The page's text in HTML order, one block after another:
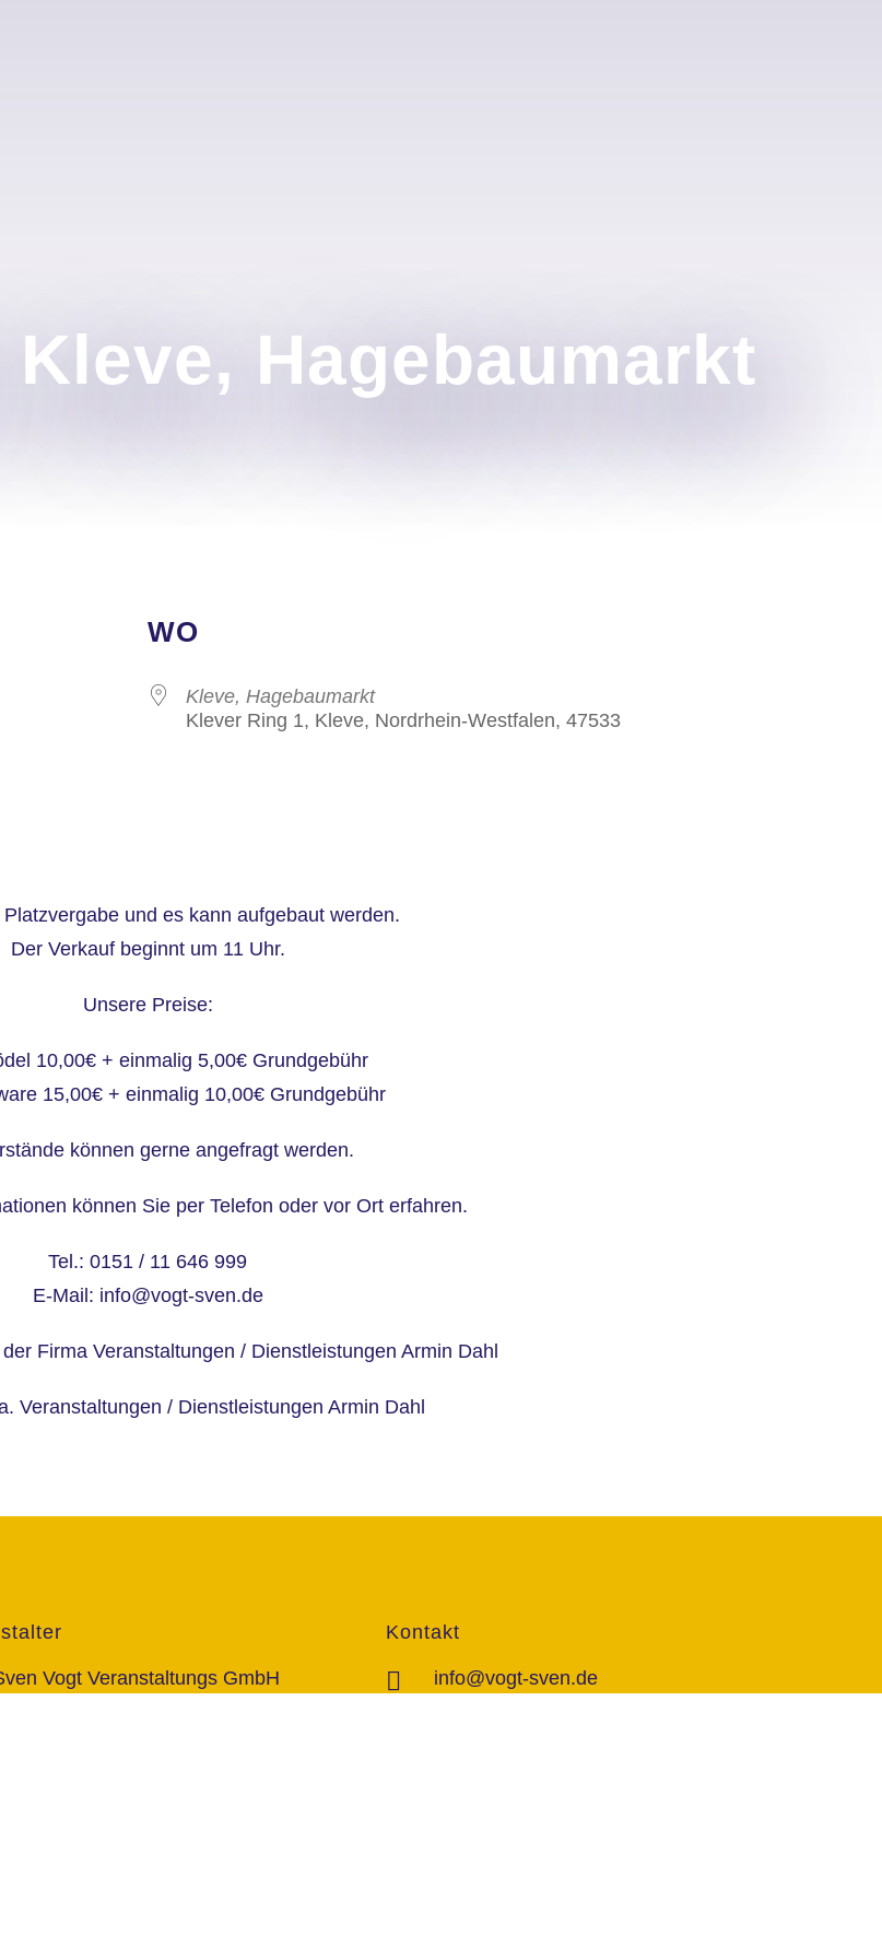
Hagebaumarkt
WO
Kleve, Hagebaumarkt
Klever Ring 1, Kleve, Nordrhein-Westfalen, 47533
und es kann aufgebaut werden.
Der Verkauf beginnt um 11 Uhr.
Unsere Preise:
10,00€ + einmalig 5,00€ Grundgebühr
15,00€ + einmalig 10,00€ Grundgebühr
können gerne angefragt werden.
können Sie per Telefon oder vor Ort erfahren.
Tel.: 0151 / 11 646 999
E-Mail: info@vogt-sven.de
Firma Veranstaltungen / Dienstleistungen Armin Dahl
Veranstaltungen / Dienstleistungen Armin Dahl
Vogt Veranstaltungs GmbH
Kontakt
info@vogt-sven.de